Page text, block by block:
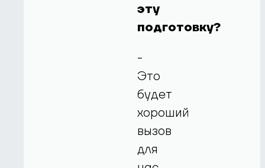
эту
подготовку?
-
Это
будет
хороший
вызов
для